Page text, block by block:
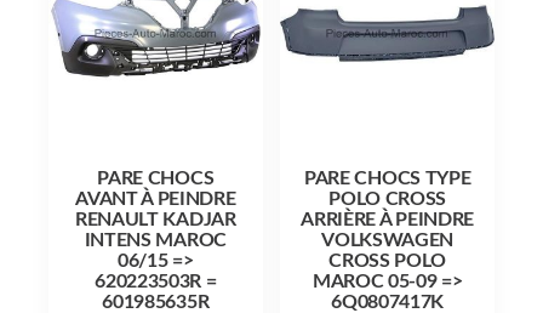
PARE CHOCS
AVANT À PEINDRE
RENAULT KADJAR
INTENS MAROC
06/15 =>
620223503R =
601985635R
PARE CHOCS TYPE
POLO CROSS
ARRIÈRE À PEINDRE
VOLKSWAGEN
CROSS POLO
MAROC 05-09 =>
6Q0807417K